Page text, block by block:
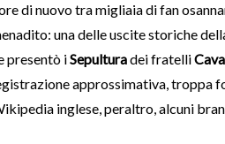
di nuovo tra migliaia di fan
una delle uscite storiche
presentò iSepulturadei fratelli
approssimativa, troppa
inglese, peraltro, alcuni